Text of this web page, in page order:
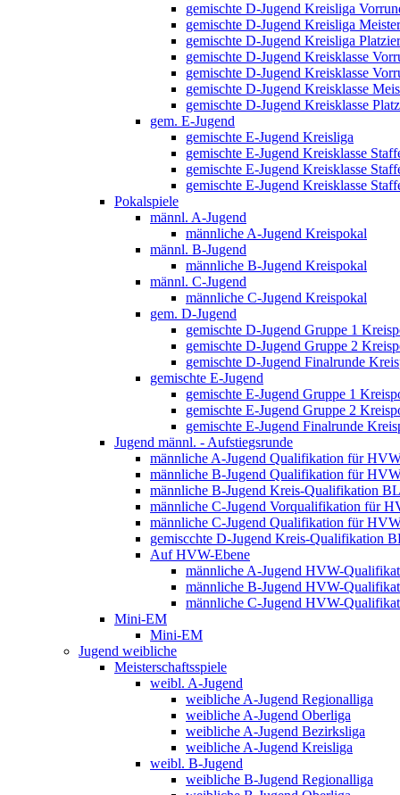
gemischte D-Jugend Kreisliga
gemischte D-Jugend Kreisliga
gemischte D-Jugend Kreisliga
gemischte D-Jugend Kreisklasse
gemischte D-Jugend Kreisklasse
gemischte D-Jugend Kreisklasse
gemischte D-Jugend Kreisklasse
gem. E-Jugend
gemischte E-Jugend Kreisliga
gemischte E-Jugend Kreisklasse
gemischte E-Jugend Kreisklasse
gemischte E-Jugend Kreisklasse
Pokalspiele
männl. A-Jugend
männliche A-Jugend Kreispokal
männl. B-Jugend
männliche B-Jugend Kreispokal
männl. C-Jugend
männliche C-Jugend Kreispokal
gem. D-Jugend
gemischte D-Jugend Gruppe 1
gemischte D-Jugend Gruppe 2
gemischte D-Jugend Finalrunde
gemischte E-Jugend
gemischte E-Jugend Gruppe 1
gemischte E-Jugend Gruppe 2
gemischte E-Jugend Finalrunde
Jugend männl. - Aufstiegsrunde
männliche A-Jugend Qualifikation für
männliche B-Jugend Qualifikation für
männliche B-Jugend Kreis-Qualifikation
männliche C-Jugend Vorqualifikation für
männliche C-Jugend Qualifikation für
gemiscchte D-Jugend Kreis-Qualifikation
Auf HVW-Ebene
männliche A-Jugend HVW-
männliche B-Jugend HVW-
männliche C-Jugend HVW-
Mini-EM
Mini-EM
Jugend weibliche
Meisterschaftsspiele
weibl. A-Jugend
weibliche A-Jugend Regionalliga
weibliche A-Jugend Oberliga
weibliche A-Jugend Bezirksliga
weibliche A-Jugend Kreisliga
weibl. B-Jugend
weibliche B-Jugend Regionalliga